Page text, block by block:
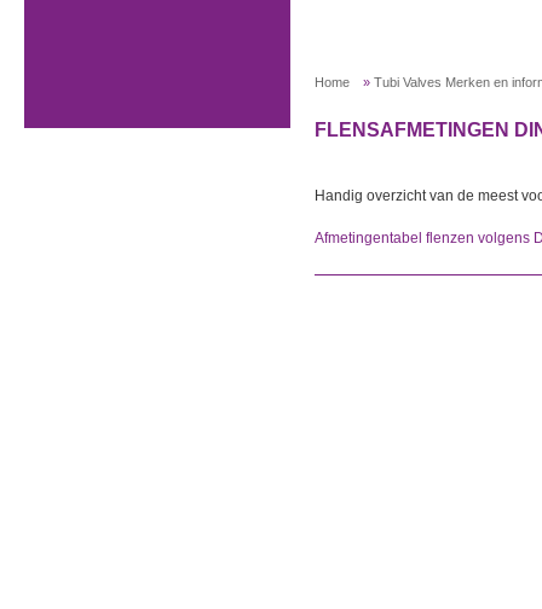
Home » Tubi Valves Merken en
FLENSAFMETINGEN
Handig overzicht van de meest
Afmetingentabel flenzen volgens